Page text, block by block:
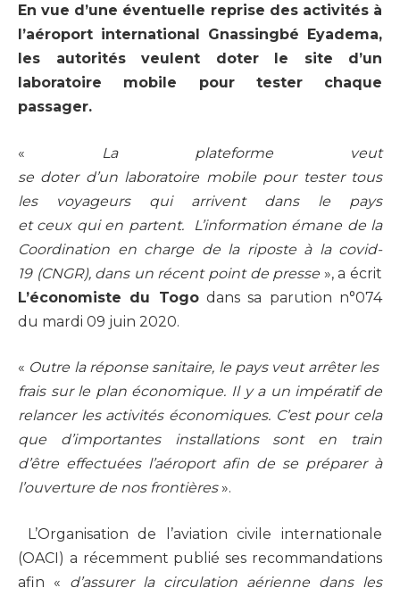
En vue d’une éventuelle reprise des activités à
l’aéroport international Gnassingbé Eyadema,
les autorités veulent doter le site d’un
laboratoire mobile pour tester chaque
passager.
«
La plateforme veut
se doter d’un laboratoire mobile pour tester tous
les voyageurs qui arrivent dans le pays
et ceux qui en partent. L’information émane de la
Coordination en charge de la riposte à la covid-
19 (CNGR), dans un récent point de presse », a écrit
L’économiste du Togodans sa parution n°074
du mardi 09 juin 2020.
« Outre la réponse sanitaire, le pays veut arrêter les
frais sur le plan économique. Il y a un impératif de
relancer les activités économiques. C’est pour cela
que d’importantes installations sont en train
d’être effectuées l’aéroport afin de se préparer à
l’ouverture de nos frontières».
L’Organisation de l’aviation civile internationale
(OACI) a récemment publié ses recommandations
afin « d’assurer la circulation aérienne dans les